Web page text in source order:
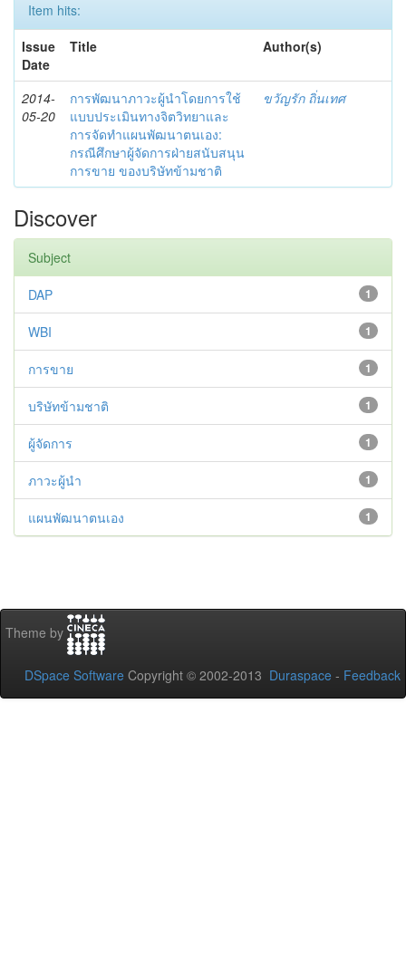
Item hits:
Issue
Date
Title Author(s)
2014-
05-20
การพัฒนาภาวะผู้นำโดยการใช้
แบบประเมินทางจิตวิทยาและ
การจัดทำแผนพัฒนาตนเอง:
กรณีศึกษาผู้จัดการฝ่ายสนับสนุน
การขาย ของบริษัทข้ามชาติ
ขวัญรัก ถิ่นเทศ
Discover
Subject
1
DAP
1
WBI
1
การขาย
1
บริษัทข้ามชาติ
1
ผู้จัดการ
1
ภาวะผู้นำ
1
แผนพัฒนาตนเอง
Theme by
DSpace Software Copyright © 2002-2013 Duraspace - Feedback